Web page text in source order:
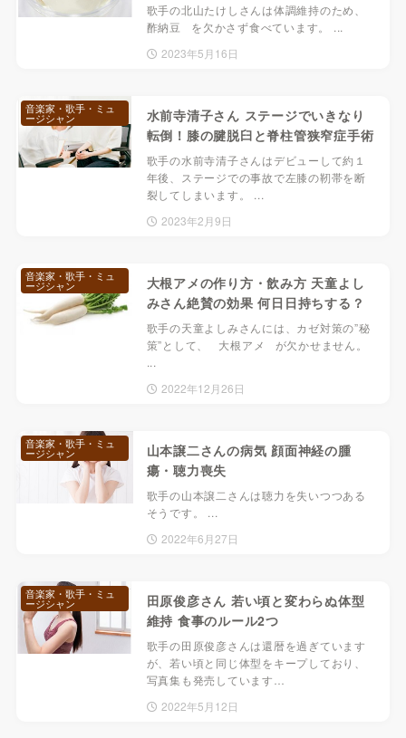
歌手の北山たけしさんは体調維持のため、
酢納豆 を欠かさず食べています。 ...
2023年5月16日
水前寺清子さん ステージでいきなり
転倒！膝の腱脱臼と脊柱管狭窄症手術
歌手の水前寺清子さんはデビューして約１
年後、ステージでの事故で左膝の靭帯を断
裂してしまいます。 ...
2023年2月9日
音楽家・歌手・ミュ
ージシャン
大根アメの作り方・飲み方 天童よし
みさん絶賛の効果 何日日持ちする？
歌手の天童よしみさんには、カゼ対策の”秘
策”として、 大根アメ が欠かせません。
...
2022年12月26日
音楽家・歌手・ミュ
ージシャン
山本譲二さんの病気 顔面神経の腫
瘍・聴力喪失
歌手の山本譲二さんは聴力を失いつつある
そうです。 ...
2022年6月27日
音楽家・歌手・ミュ
ージシャン
田原俊彦さん 若い頃と変わらぬ体型
維持 食事のルール2つ
歌手の田原俊彦さんは還暦を過ぎています
が、若い頃と同じ体型をキープしており、
写真集も発売しています…
2022年5月12日
音楽家・歌手・ミュ
ージシャン